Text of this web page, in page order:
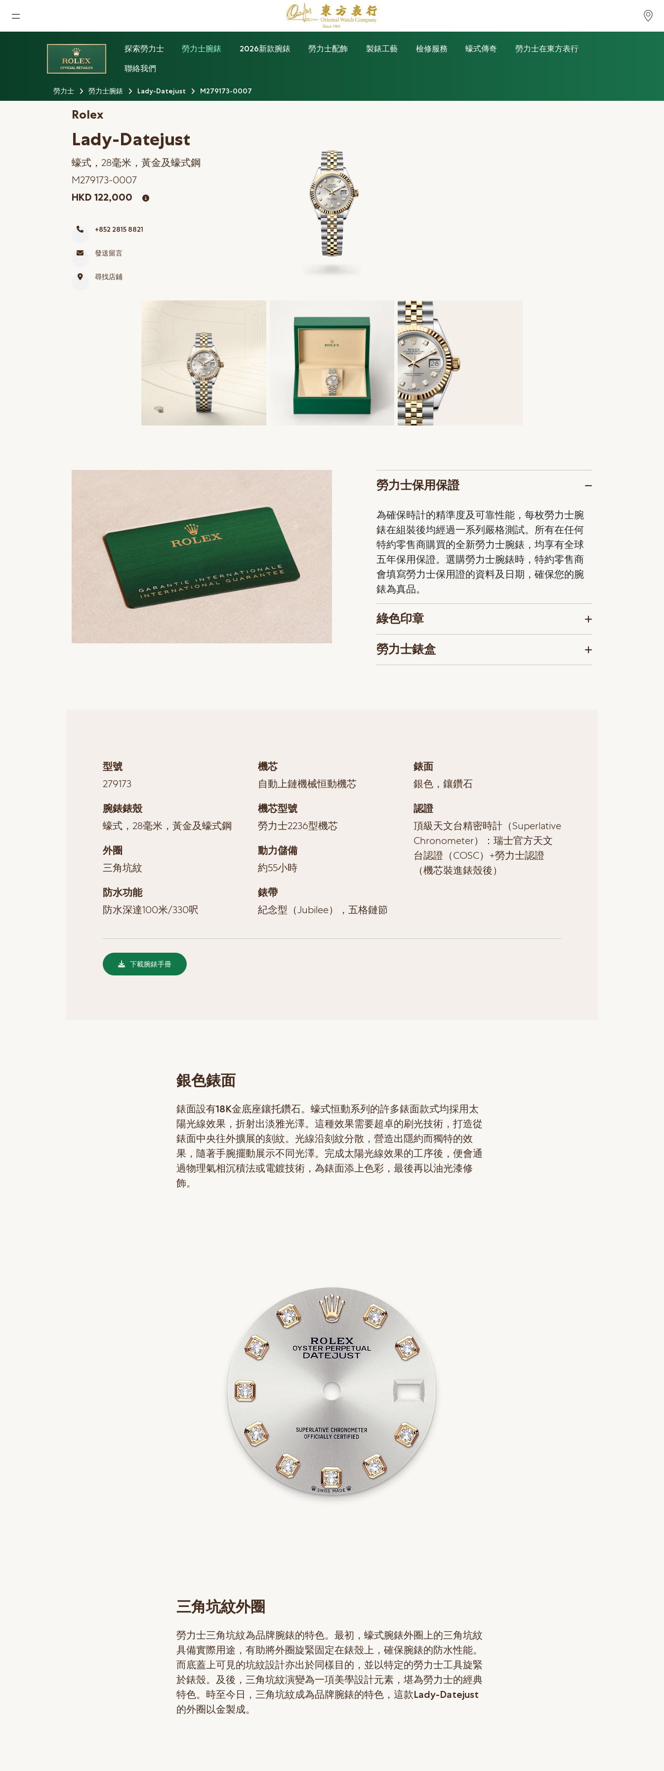
首頁
最新消息
公司動態
勞力士
勞力士中古錶認證
帝舵表
網上商店
中國內地
English
探索勞力士 勞力士腕錶 2026新款腕錶 勞力士配飾 製錶工藝 檢修服務 蠔式傳奇
勞力士在東方表行
聯絡我們
勞力士 勞力士腕錶 Lady-Datejust M279173-0007
Rolex
Lady-Datejust
蠔式，28毫米，黃金及蠔式鋼
M279173-0007
HKD 122,000
+852 2815 8821
發送留言
尋找店鋪
勞力士保用保證
為確保時計的精準度及可靠性能，每枚勞力士腕
錶在組裝後均經過一系列嚴格測試。所有在任何
特約零售商購買的全新勞力士腕錶，均享有全球
五年保用保證。選購勞力士腕錶時，特約零售商
會填寫勞力士保用證的資料及日期，確保您的腕
錶為真品。
綠色印章
勞力士錶盒
型號
279173
腕錶錶殼
蠔式，28毫米，黃金及蠔式鋼
外圈
三角坑紋
防水功能
防水深達100米/330呎
機芯
自動上鏈機械恒動機芯
機芯型號
勞力士2236型機芯
動力儲備
約55小時
錶帶
紀念型（Jubilee），五格鏈節
錶面
銀色，鑲鑽石
認證
頂級天文台精密時計（Superlative
Chronometer）：瑞士官方天文
台認證（COSC）+勞力士認證
（機芯裝進錶殼後）
下載腕錶手冊
銀色錶面
錶面設有18K金底座鑲托鑽石。蠔式恒動系列的許多錶面款式均採用太
陽光線效果，折射出淡雅光澤。這種效果需要超卓的刷光技術，打造從
錶面中央往外擴展的刻紋。光線沿刻紋分散，營造出隱約而獨特的效
果，隨著手腕擺動展示不同光澤。完成太陽光線效果的工序後，便會通
過物理氣相沉積法或電鍍技術，為錶面添上色彩，最後再以油光漆修
飾。
三角坑紋外圈
勞力士三角坑紋為品牌腕錶的特色。最初，蠔式腕錶外圈上的三角坑紋
具備實際用途，有助將外圈旋緊固定在錶殼上，確保腕錶的防水性能。
而底蓋上可見的坑紋設計亦出於同樣目的，並以特定的勞力士工具旋緊
於錶殼。及後，三角坑紋演變為一項美學設計元素，堪為勞力士的經典
特色。時至今日，三角坑紋成為品牌腕錶的特色，這款Lady-Datejust
的外圈以金製成。